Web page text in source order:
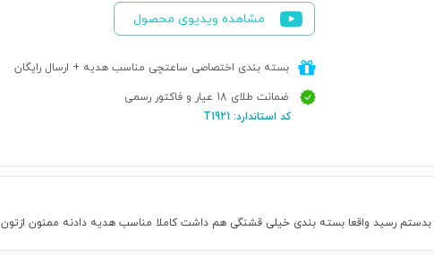
مشاهده ویدیوی محصول
بسته بندی اختصاصی ساعتچی مناسب هدیه + ارسال رایگان
ضمانت طلای 18 عیار و فاکتور رسمی
کد استاندارد: T1921
رسید واقعا بسته بندی خیلی قشنگی هم داشت کاملا مناسب هدیه دادنه ممنون ازتون